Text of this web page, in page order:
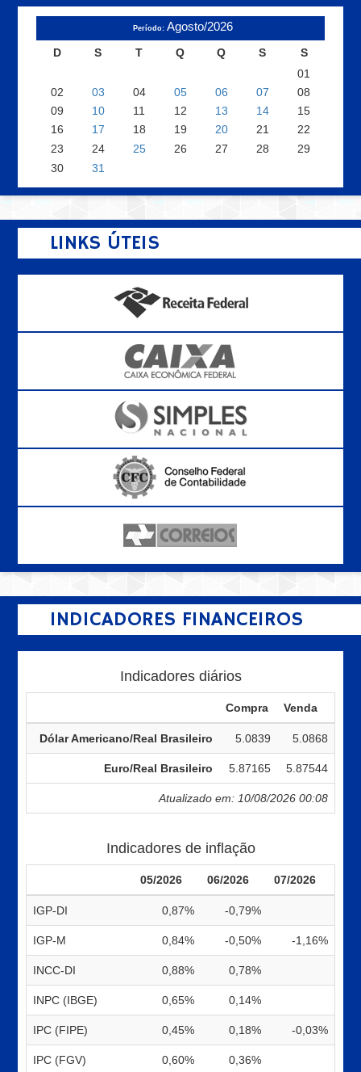
Período: Agosto/2026
D S T Q Q S
S
01
02
03 04 05 06 07
08
09
10 11 12 13 14
15
16
17 18 19 20 21
22
23
24 25 26 27 28
29
30
31
LINKS ÚTEIS
INDICADORES FINANCEIROS
Indicadores diários
Compra Venda
Dólar Americano/Real Brasileiro 5.0839 5.0868
Euro/Real Brasileiro 5.87165 5.87544
Atualizado em: 10/08/2026 00:08
Indicadores de inflação
05/2026 06/2026 07/2026
IGP-DI 0,87% -0,79%
IGP-M 0,84% -0,50% -1,16%
INCC-DI 0,88% 0,78%
INPC (IBGE) 0,65% 0,14%
IPC (FIPE) 0,45% 0,18% -0,03%
IPC (FGV) 0,60% 0,36%